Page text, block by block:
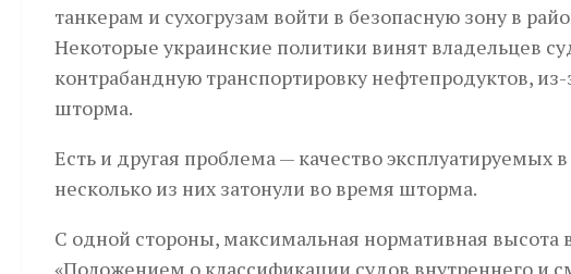
танкерам и сухогрузам войти в безопасную зону в
Некоторые украинские политики винят владельцев
контрабандную транспортировку нефтепродуктов,
шторма.
Есть и другая проблема — качество эксплуатируемых
несколько из них затонули во время шторма.
С одной стороны, максимальная нормативная
«Положением о классификации судов внутреннего и